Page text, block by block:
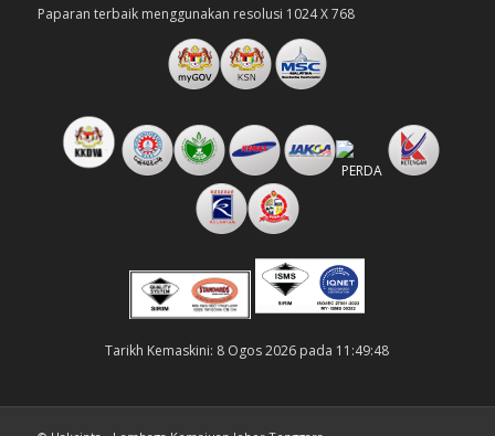
Paparan terbaik menggunakan resolusi 1024 X 768
Tarikh Kemaskini: 8 Ogos 2026 pada 11:49:48